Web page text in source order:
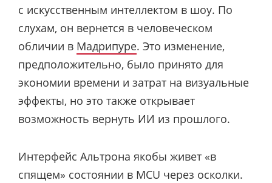
с искусственным интеллектом в шоу. По
слухам, он вернется в человеческом
обличии в Мадрипуре. Это изменение,
предположительно, было принято для
экономии времени и затрат на визуальные
эффекты, но это также открывает
возможность вернуть ИИ из прошлого.
Интерфейс Альтрона якобы живет «в
спящем» состоянии в MCU через осколки.